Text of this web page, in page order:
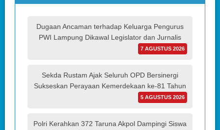
Dugaan Ancaman terhadap Keluarga Pengurus
PWI Lampung Dikawal Legislator dan Jurnalis
7 AGUSTUS 2026
Sekda Rustam Ajak Seluruh OPD Bersinergi
Sukseskan Perayaan Kemerdekaan ke-81 Tahun
5 AGUSTUS 2026
Polri Kerahkan 372 Taruna Akpol Dampingi Siswa